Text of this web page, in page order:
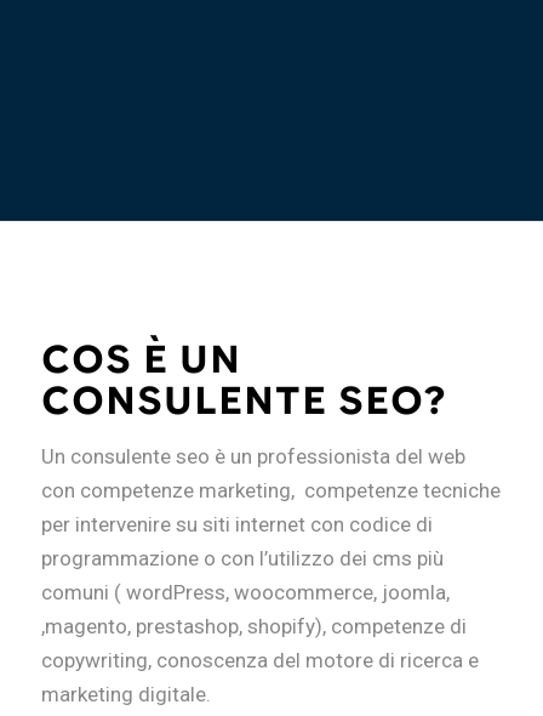
COS È UN
CONSULENTE SEO?
Un consulente seo è un professionista del web
con competenze marketing, competenze tecniche
per intervenire su siti internet con codice di
programmazione o con l’utilizzo dei cms più
comuni ( wordPress, woocommerce, joomla,
,magento, prestashop, shopify), competenze di
copywriting, conoscenza del motore di ricerca e
marketing digitale.